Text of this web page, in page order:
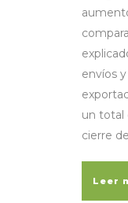
envíos
un total
cierre
Leer